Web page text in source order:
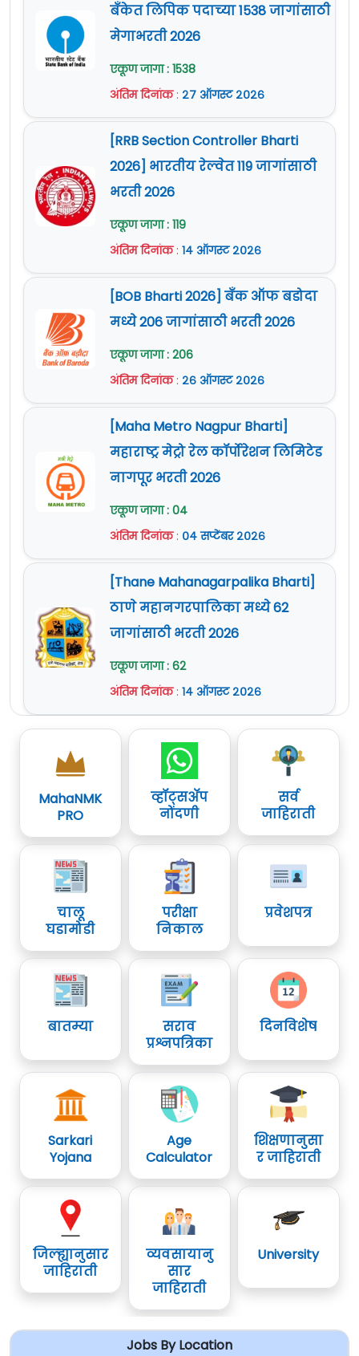
बँकेत लिपिक पदाच्या 1538 जागांसाठी
मेगाभरती 2026
एकूण जागा : 1538
अंतिम दिनांक: २७ ऑगस्ट २०२६
[RRB Section Controller Bharti
2026] भारतीय रेल्वेत 119 जागांसाठी
भरती 2026
एकूण जागा : 119
अंतिम दिनांक: १४ ऑगस्ट २०२६
[BOB Bharti 2026] बँक ऑफ बडोदा
मध्ये 206 जागांसाठी भरती 2026
एकूण जागा : 206
अंतिम दिनांक: २६ ऑगस्ट २०२६
[Maha Metro Nagpur Bharti]
महाराष्ट्र मेट्रो रेल कॉर्पोरेशन लिमिटेड
नागपूर भरती 2026
एकूण जागा : 04
अंतिम दिनांक: ०४ सप्टेंबर २०२६
[Thane Mahanagarpalika Bharti]
ठाणे महानगरपालिका मध्ये 62
जागांसाठी भरती 2026
एकूण जागा : 62
अंतिम दिनांक: १४ ऑगस्ट २०२६
MahaNMK
PRO
व्हॉट्सॲप
नोंदणी
सर्व
जाहिराती
चालू
घडामोडी
परीक्षा
निकाल
प्रवेशपत्र
बातम्या
सराव
प्रश्नपत्रिका
दिनविशेष
Sarkari
Yojana
Age
Calculator
शिक्षणानुसा
र जाहिराती
जिल्ह्यानुसार
जाहिराती
व्यवसायानु
सार
जाहिराती
University
Jobs By Location